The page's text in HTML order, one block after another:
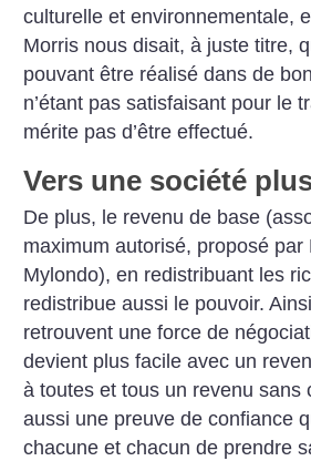
culturelle et environnementale,
Morris nous disait, à juste titre,
pouvant être réalisé dans de
n’étant pas satisfaisant pour le
mérite pas d’être effectué.
Vers une société
De plus, le revenu de base
maximum autorisé, proposé par
Mylondo), en redistribuant les
redistribue aussi le pouvoir.
retrouvent une force de
devient plus facile avec un
à toutes et tous un revenu sans
aussi une preuve de confiance
chacune et chacun de prendre